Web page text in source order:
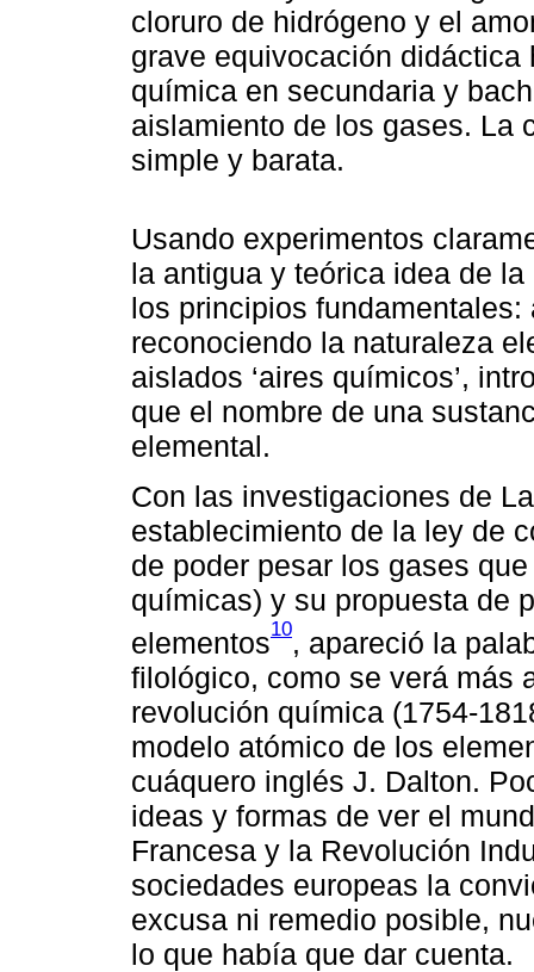
cloruro de hidrógeno y el
grave equivocación
química en secundaria y
aislamiento de los gases. La
simple y barata.
Usando experimentos
la antigua y teórica idea de
los principios
reconociendo la naturaleza
aislados ‘aires químicos’,
que el nombre de una
elemental.
Con las investigaciones de
establecimiento de la ley de
de poder pesar los gases
químicas) y su propuesta de
elementos10, apareció la
filológico, como se verá más
revolución química (1754-
modelo atómico de los
cuáquero inglés J. Dalton.
ideas y formas de ver el
Francesa y la Revolución
sociedades europeas la
excusa ni remedio posible,
lo que había que dar cuenta.